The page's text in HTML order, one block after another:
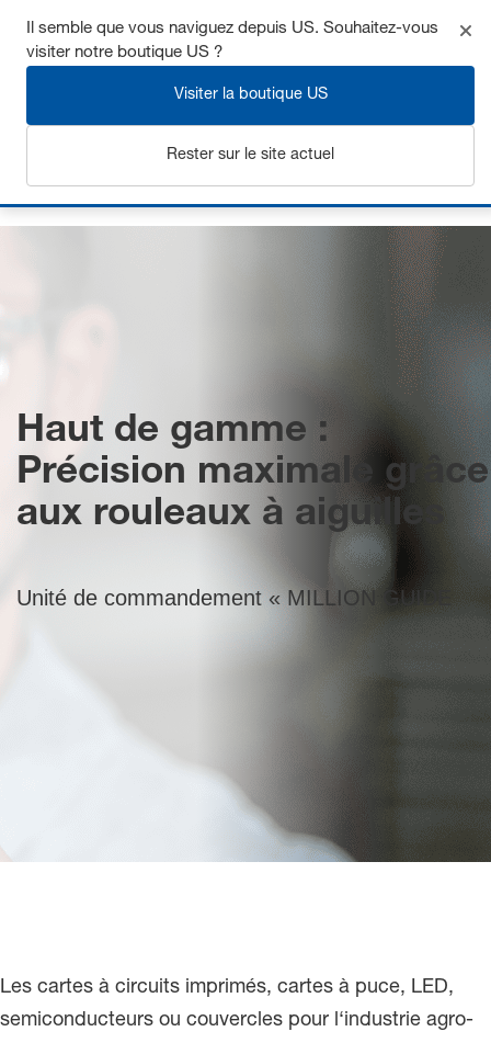
Haut de gamme :
Précision maximale grâce
aux rouleaux à aiguilles
Unité de commandement « MILLION GUIDE
Les cartes à circuits imprimés, cartes à puce, LED,
semiconducteurs ou couvercles pour l‘industrie agro-
Il semble que vous naviguez depuis US. Souhaitez-vous
visiter notre boutique US ?
Visiter la boutique US
Rester sur le site actuel